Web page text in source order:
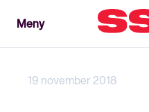
Stäng
MenyMeny
19 november 2018